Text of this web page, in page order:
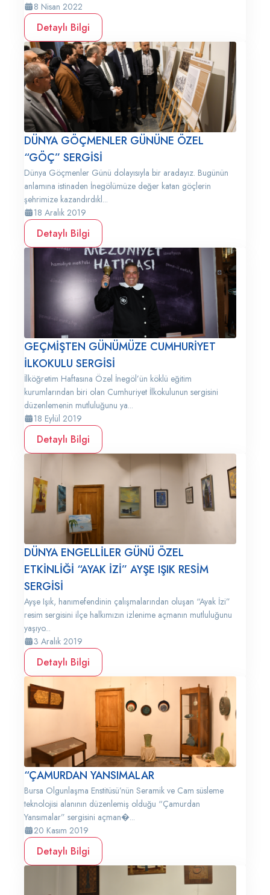
8 Nisan 2022
Detaylı Bilgi
DÜNYA GÖÇMENLER GÜNÜNE ÖZEL
“GÖÇ” SERGİSİ
Dünya Göçmenler Günü dolayısıyla bir aradayız. Bugünün
anlamına istinaden İnegölümüze değer katan göçlerin
şehrimize kazandırdıkl...
18 Aralık 2019
Detaylı Bilgi
GEÇMİŞTEN GÜNÜMÜZE CUMHURİYET
İLKOKULU SERGİSİ
İlköğretim Haftasına Özel İnegöl’ün köklü eğitim
kurumlarından biri olan Cumhuriyet İlkokulunun sergisini
düzenlemenin mutluluğunu ya...
18 Eylül 2019
Detaylı Bilgi
DÜNYA ENGELLİLER GÜNÜ ÖZEL
ETKİNLİĞİ “AYAK İZİ” AYŞE IŞIK RESİM
SERGİSİ
Ayşe Işık, hanımefendinin çalışmalarından oluşan “Ayak İzi”
resim sergisini ilçe halkımızın izlenime açmanın mutluluğunu
yaşıyo...
3 Aralık 2019
Detaylı Bilgi
“ÇAMURDAN YANSIMALAR
Bursa Olgunlaşma Enstitüsü’nün Seramik ve Cam süsleme
teknolojisi alanının düzenlemiş olduğu “Çamurdan
Yansımalar” sergisini açman�...
20 Kasım 2019
Detaylı Bilgi